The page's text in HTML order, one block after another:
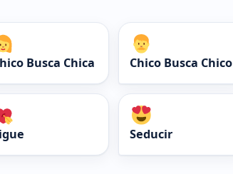
Busca Chica Chico Busca Chico
Seducir